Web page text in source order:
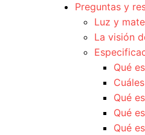
Preguntas y
Luz y
La visión
Qué
Qué
Qué
Qué